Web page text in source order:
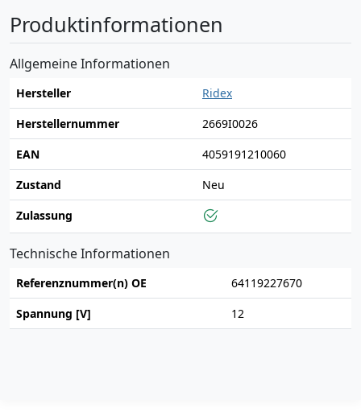
Produktinformationen
Allgemeine Informationen
Hersteller
Ridex
Herstellernummer
2669I0026
EAN
4059191210060
Zustand
Neu
Zulassung
Technische Informationen
Referenznummer(n) OE
64119227670
Spannung [V]
12